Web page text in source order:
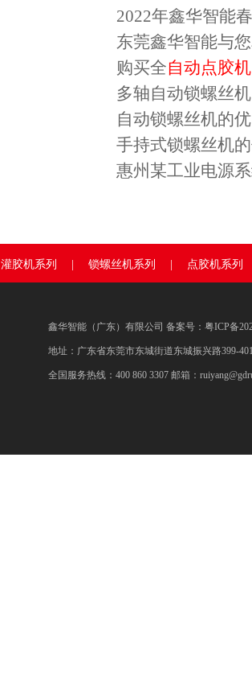
2022年鑫华智能
东莞鑫华智能与
购买全自动点胶机
多轴自动锁螺丝机
自动锁螺丝机的
手持式锁螺丝机
惠州某工业电源
灌胶机系列 锁螺丝机系列 点胶机系列
鑫华智能（广东）有限公司 备案号： 粤ICP备
地址：广东省东莞市东城街道东城振兴路399-
全国服务热线：400 860 3307 邮箱：